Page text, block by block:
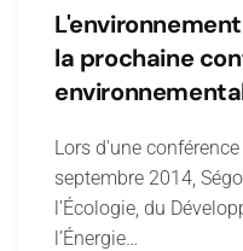
la prochaine
Lors d'une
septembre 2014,
l’Écologie, du
l’Énergie…